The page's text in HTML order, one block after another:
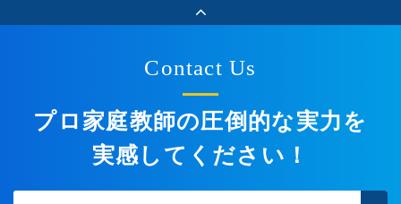
Contact Us
プロ家庭教師の圧倒的な実力を
実感してください！